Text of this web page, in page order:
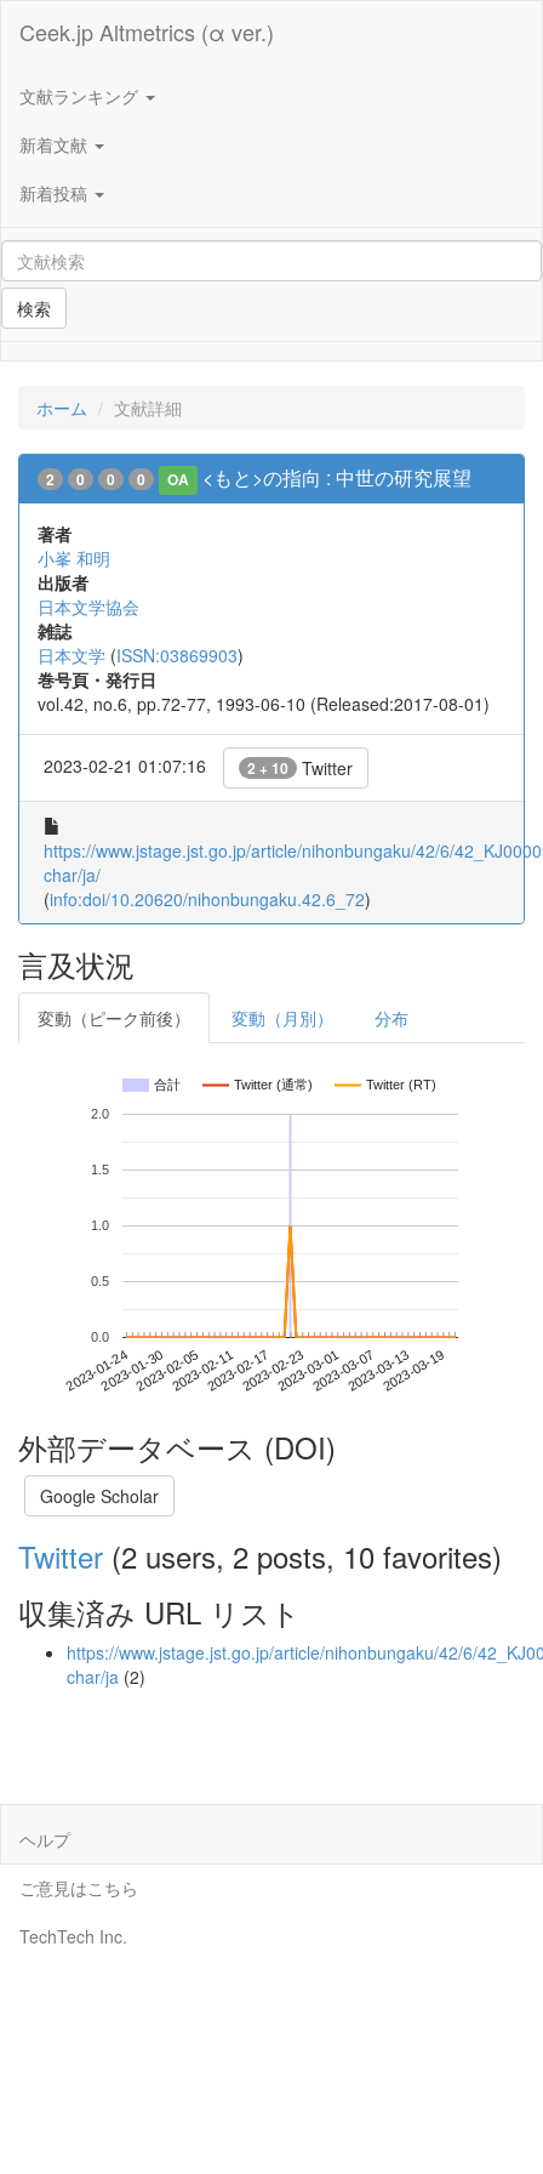
Ceek.jp Altmetrics (α ver.)
文献ランキング
新着文献
新着投稿
検索
ホーム 文献詳細
2 0 0 0 OA <もと>の指向 : 中世の研究展望
著者
小峯 和明
出版者
日本文学協会
雑誌
日本文学 (ISSN:03869903)
巻号頁・発行日
vol.42, no.6, pp.72-77, 1993-06-10 (Released:2017-08-01)
2023-02-21 01:07:16 2 + 10 Twitter
https://www.jstage.jst.go.jp/article/nihonbungaku/42/6/
char/ja/
(info:doi/10.20620/nihonbungaku.42.6_72)
言及状況
変動（ピーク前後） 変動（月別） 分布
合計 Twitter (通常) Twitter (RT)
2023-01-242023-01-302023-02-052023-02-112023-02-172023-02-232023-03-012023-03-072023-03-132023-03-19
0.0
0.5
1.0
1.5
2.0
外部データベース (DOI)
Google Scholar
Twitter (2 users, 2 posts, 10 favorites)
収集済み URL リスト
https://www.jstage.jst.go.jp/article/nihonbungaku/42/6/
char/ja (2)
ヘルプ
ご意見はこちら
TechTech Inc.